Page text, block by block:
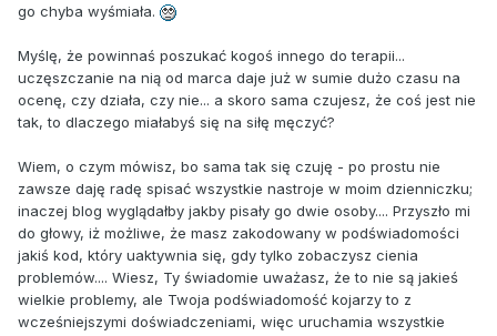
go chyba wyśmiała.
Myślę, że powinnaś poszukać kogoś innego do terapii...
uczęszczanie na nią od marca daje już w sumie dużo czasu na
ocenę, czy działa, czy nie... a skoro sama czujesz, że coś jest nie
tak, to dlaczego miałabyś się na siłę męczyć?
Wiem, o czym mówisz, bo sama tak się czuję - po prostu nie
zawsze daję radę spisać wszystkie nastroje w moim dzienniczku;
inaczej blog wyglądałby jakby pisały go dwie osoby.... Przyszło mi
do głowy, iż możliwe, że masz zakodowany w podświadomości
jakiś kod, który uaktywnia się, gdy tylko zobaczysz cienia
problemów.... Wiesz, Ty świadomie uważasz, że to nie są jakieś
wielkie problemy, ale Twoja podświadomość kojarzy to z
wcześniejszymi doświadczeniami, więc uruchamia wszystkie